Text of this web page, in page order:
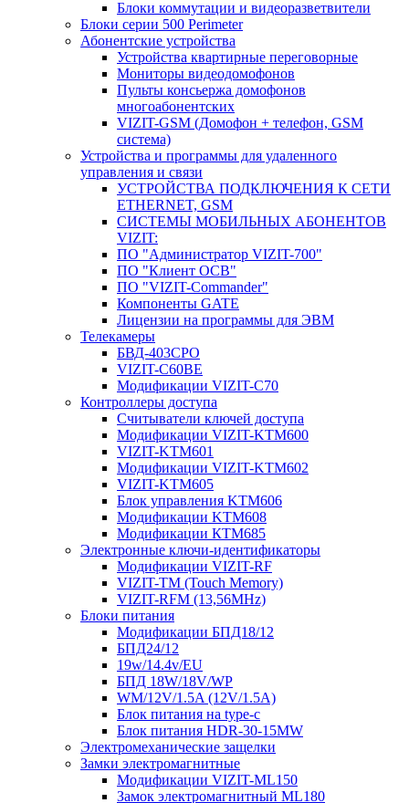
Блоки коммутации и видеоразветвители
Блоки серии 500 Perimeter
Абонентские устройства
Устройства квартирные переговорные
Мониторы видеодомофонов
Пульты консьержа домофонов
многоабонентских
VIZIT-GSM (Домофон + телефон, GSM
система)
Устройства и программы для удаленного
управления и связи
УСТРОЙСТВА ПОДКЛЮЧЕНИЯ К СЕТИ
ETHERNET, GSM
CИСТЕМЫ МОБИЛЬНЫХ АБОНЕНТОВ
VIZIT:
ПО "Администратор VIZIT-700"
ПО "Клиент ОСВ"
ПО "VIZIT-Commander"
Компоненты GATE
Лицензии на программы для ЭВМ
Телекамеры
БВД-403СРО
VIZIT-С60BE
Модификации VIZIT-C70
Контроллеры доступа
Считыватели ключей доступа
Модификации VIZIT-KTM600
VIZIT-KTM601
Модификации VIZIT-KTM602
VIZIT-KTM605
Блок управления KTM606
Модификации KTM608
Модификации КТМ685
Электронные ключи-идентификаторы
Модификации VIZIT-RF
VIZIT-TM (Touch Memory)
VIZIT-RFM (13,56MHz)
Блоки питания
Модификации БПД18/12
БПД24/12
19w/14.4v/EU
БПД 18W/18V/WP
WM/12V/1.5A (12V/1.5A)
Блок питания на type-c
Блок питания HDR-30-15MW
Электромеханические защелки
Замки электромагнитные
Модификации VIZIT-ML150
Замок электромагнитный ML180